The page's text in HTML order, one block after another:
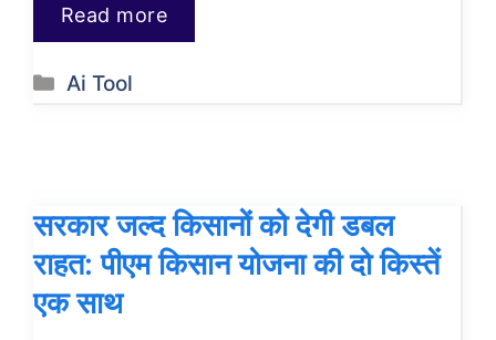
Read more
Categories
Ai Tool
सरकार जल्द किसानों को देगी डबल
राहत: पीएम किसान योजना की दो किस्तें
एक साथ